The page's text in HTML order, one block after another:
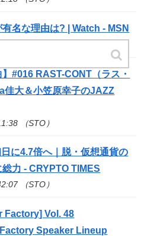
名な理由は? | Watch - MSN
28日 02:30:09 （STO）
】#016 RAST-CONT（ラス・
佳大＆小笠原幸子のJAZZ
（STO）
に4.7倍へ｜脱・仮想通貨の
力 - CRYPTO TIMES
（STO）
Factory] Vol. 48
Speaker Lineup